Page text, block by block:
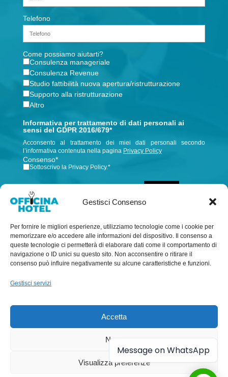
Gestisci Consenso
Per fornire le migliori esperienze, utilizziamo tecnologie come i cookie per
memorizzare e/o accedere alle informazioni del dispositivo. Il consenso a
queste tecnologie ci permetterà di elaborare dati come il comportamento di
navigazione o ID unici su questo sito. Non acconsentire o ritirare il
consenso può influire negativamente su alcune caratteristiche e funzioni.
Gestisci servizi
Accetta
Nega
Visualizza preferenze
Telefono
Come possiamo aiutarti?
Consulenza manageriale
Consulenza Revenue
Studio fattibilità nuova apertura/ristrutturazione
Supporto alla ristrutturazione
Altro
Informativa per trattamento di dati personali ai
sensi del GDPR 2016/679*
Acconsento al trattamento dei miei dati personali secondo
l’informativa contenuta nella pagina Privacy Policy
Consenso*
Sottoscrivo la Privacy Policy.*
officina.hotel@pec.it – info@officinahotel.com
Message on WhatsApp